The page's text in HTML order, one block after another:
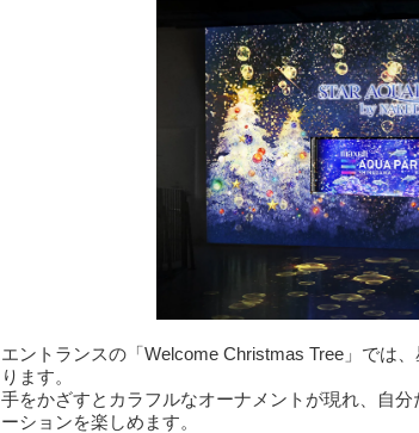
エントランスの「Welcome Christmas Tree」では
ります。
手をかざすとカラフルなオーナメントが現れ、自
ーションを楽しめます。